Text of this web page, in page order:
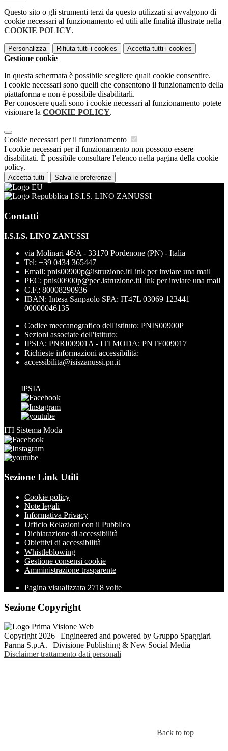
Questo sito o gli strumenti terzi da questo utilizzati si avvalgono di
cookie necessari al funzionamento ed utili alle finalità illustrate nella
COOKIE POLICY.
Personalizza Rifiuta tutti i cookies Accetta tutti i cookies
Gestione cookie
In questa schermata è possibile scegliere quali cookie consentire.
I cookie necessari sono quelli che consentono il funzionamento della
piattaforma e non è possibile disabilitarli.
Per conoscere quali sono i cookie necessari al funzionamento potete
visionare la COOKIE POLICY.
Cookie necessari per il funzionamento
I cookie necessari per il funzionamento non possono essere
disabilitati. È possibile consultare l'elenco nella pagina della cookie
policy.
Accetta tutti Salva le preferenze
I.S.I.S. LINO ZANUSSI
Contatti
I.S.I.S. LINO ZANUSSI
via Molinari 46/A - 33170 Pordenone (PN) - Italia
Tel: +39 0434 365447
Email: pnis00900p@istruzione.itLink per inviare una mail
PEC: pnis00900p@pec.istruzione.itLink per inviare una mail
C.F.: 80008290936
IBAN: Intesa Sanpaolo SPA: IT47L 03069 123441
00000046135
Codice meccanografico dell'istituto: PNIS00900P
Sezioni associate dell'istituto:
IPSIA: PNRI00901A - ITI MODA: PNTF009017
Richieste informazioni accessibilità:
accessibilita@isiszanussi.pn.it
IPSIA
ITI Sistema Moda
Sezione Link Utili
Cookie policy
Note legali
Informativa Privacy
Ufficio Relazioni con il Pubblico
Dichiarazione di accessibilità
Obiettivi di accessibilità
Whistleblowing
Gestione consensi cookie
Amministrazione trasparente
Pagina visualizzata 2718 volte
Sezione Copyright
Copyright 2026 | Engineered and powered by Gruppo Spaggiari
Parma S.p.A. | Divisione Publishing & New Social Media
Disclaimer trattamento dati personali
Back to top